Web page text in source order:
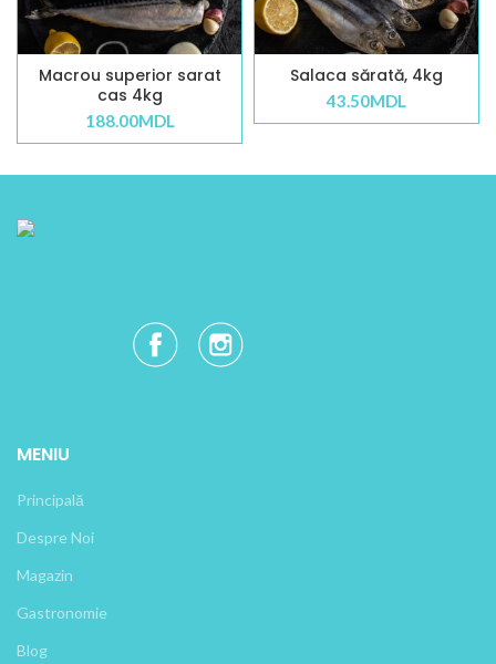
Macrou superior sarat
cas 4kg
188.00MDL
Salaca sărată, 4kg
43.50MDL
MENIU
Principală
Despre Noi
Magazin
Gastronomie
Blog